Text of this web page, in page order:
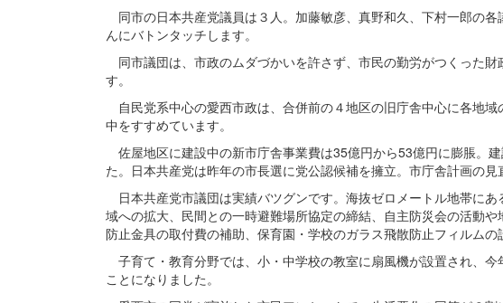
同市の日本共産党議員は３人。加藤敏彦、真野和久、下村一郎の
んにバトンタッチします。
同市議団は、市政のムダづかいを許さず、市民の勤労がつくった
す。
自民党系中心の愛西市政は、合併前の４地区の旧庁舎中心に各地
中をすすめています。
佐屋地区に建設中の新市庁舎事業費は35億円から53億円に膨脹。
た。日本共産党は昨年の市長選に党公認候補を擁立。市庁舎計画の見
日本共産党市議団は実績バツグンです。海抜ゼロメートル地帯に
域への拡大、民間との一時避難場所協定の締結、自主防災会の活動
防止金具の取付費の補助、保育園・学校のガラス飛散防止フィルムの
子育て・教育分野では、小・中学校の教室に扇風機が設置され、
ことになりました。